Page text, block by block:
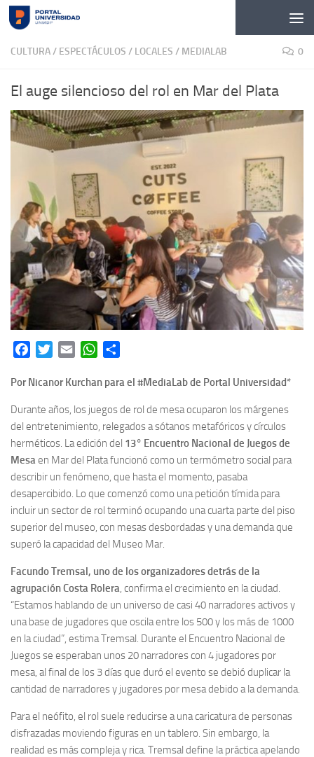
Skip to content
CULTURA / ESPECTÁCULOS / LOCALES / MEDIALAB 0
El auge silencioso del rol en Mar del Plata
FacebookTwitterEmail WhatsApp
Por Nicanor Kurchan para el #MediaLab de Portal Universidad*
Durante años, los juegos de rol de mesa ocuparon los márgenes
del entretenimiento, relegados a sótanos metafóricos y círculos
herméticos. La edición del 13° Encuentro Nacional de Juegos de
Mesa en Mar del Plata funcionó como un termómetro social para
describir un fenómeno, que hasta el momento, pasaba
desapercibido. Lo que comenzó como una petición tímida para
incluir un sector de rol terminó ocupando una cuarta parte del piso
superior del museo, con mesas desbordadas y una demanda que
superó la capacidad del Museo Mar.
Facundo Tremsal, uno de los organizadores detrás de la
agrupación Costa Rolera , confirma el crecimiento en la ciudad.
“Estamos hablando de un universo de casi 40 narradores activos y
una base de jugadores que oscila entre los 500 y los más de 1000
en la ciudad”, estima Tremsal. Durante el Encuentro Nacional de
Juegos se esperaban unos 20 narradores con 4 jugadores por
mesa, al final de los 3 días que duró el evento se debió duplicar la
cantidad de narradores y jugadores por mesa debido a la demanda.
Para el neófito, el rol suele reducirse a una caricatura de personas
disfrazadas moviendo figuras en un tablero. Sin embargo, la
realidad es más compleja y rica. Tremsal define la práctica apelando